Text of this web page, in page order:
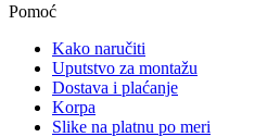
Pomoć
Kako naručiti
Uputstvo za montažu
Dostava i plaćanje
Korpa
Slike na platnu po meri